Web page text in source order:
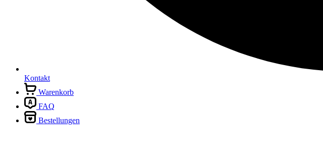
Kontakt
Warenkorb
FAQ
Bestellungen